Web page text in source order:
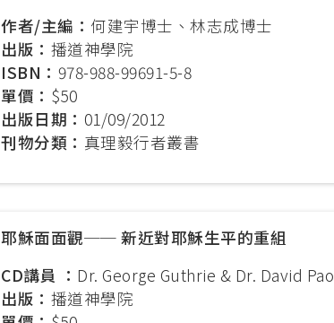
作者/主編： 何建宇博士、林志成博士
出版： 播道神學院
ISBN： 978-988-99691-5-8
單價： $50
出版日期： 01/09/2012
刊物分類： 真理毅行者叢書
耶穌面面觀── 新近對耶穌生平的重組
CD講員 ： Dr. George Guthrie & Dr. David Pao
出版： 播道神學院